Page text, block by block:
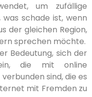
um zufällige
schade ist, wenn
der gleichen Region,
sprechen möchte.
Bedeutung, sich der
die mit online
sind, die es
mit Fremden zu